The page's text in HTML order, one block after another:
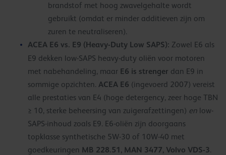
brandstof met hoog zwavelgehalte wordt
gebruikt (omdat er minder additieven zijn om
zuren te neutraliseren).
ACEA E6 vs. E9 (Heavy-Duty Low SAPS): Zowel E6 als
E9 dekken low-SAPS heavy-duty oliën voor motoren
met nabehandeling, maar E6 is strenger dan E9 in
sommige opzichten. ACEA E6 (ingevoerd 2007) vereist
alle prestaties van E4 (hoge detergency, zeer hoge TBN
≥ 10, sterke beheersing van zuigerafzettingen) en low-
SAPS-inhoud zoals E9. E6-oliën zijn doorgaans
topklasse synthetische 5W-30 of 10W-40 met
goedkeuringen MB 228.51, MAN 3477, Volvo VDS-3.